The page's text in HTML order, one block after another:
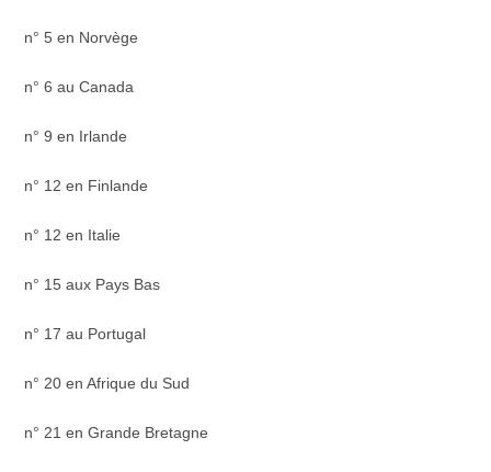
n° 5 en Norvège
n° 6 au Canada
n° 9 en Irlande
n° 12 en Finlande
n° 12 en Italie
n° 15 aux Pays Bas
n° 17 au Portugal
n° 20 en Afrique du Sud
n° 21 en Grande Bretagne